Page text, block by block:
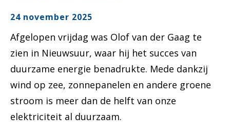
24 november 2025
Afgelopen vrijdag was Olof van der Gaag te
zien in Nieuwsuur, waar hij het succes van
duurzame energie benadrukte. Mede dankzij
wind op zee, zonnepanelen en andere groene
stroom is meer dan de helft van onze
elektriciteit al duurzaam.